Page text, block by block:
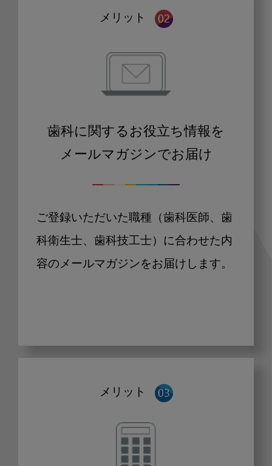
メリット
歯科に関するお役立ち情報を
メールマガジンでお届け
ご登録いただいた職種（歯科医師、歯
科衛生士、歯科技工士）に合わせた内
容のメールマガジンをお届けします。
メリット